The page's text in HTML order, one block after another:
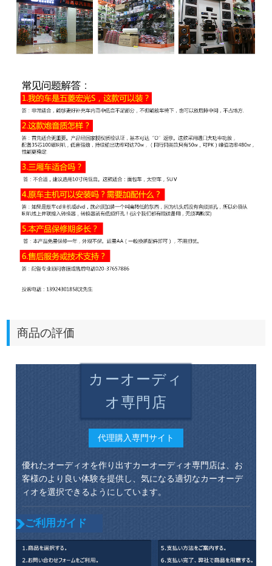
商品の評価
カーオーディ
オ専門店
代理購入専門サイト
優れたオーディオを作り出すカーオーディオ専門店は、お
客様のより良い体験を提供し、気になる適切なカーオーデ
ィオを選択できるようにしています。
ご利用ガイド